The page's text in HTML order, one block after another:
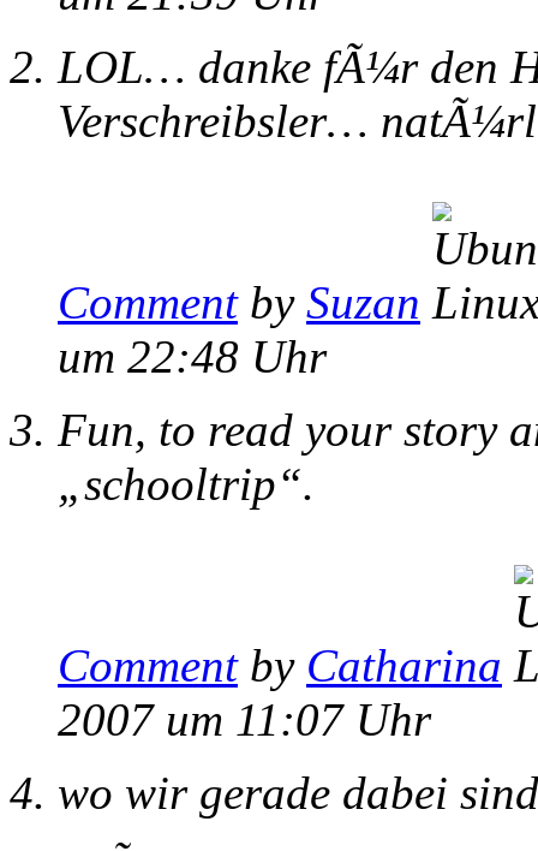
LOL… danke fÃ¼r den
Verschreibsler…
Commentby Suzan
um 22:48 Uhr
Fun, to read your story
„schooltrip“.
Commentby Catharina
2007 um 11:07 Uhr
wo wir gerade dabei